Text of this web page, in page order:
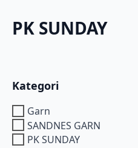
PK SUNDAY
Kategori
Garn
SANDNES GARN
PK SUNDAY